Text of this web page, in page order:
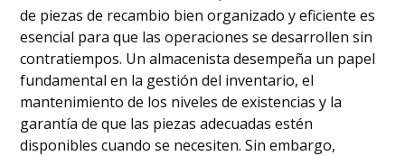
de piezas de recambio bien organizado y eficiente es
esencial para que las operaciones se desarrollen sin
contratiempos. Un almacenista desempeña un papel
fundamental en la gestión del inventario, el
mantenimiento de los niveles de existencias y la
garantía de que las piezas adecuadas estén
disponibles cuando se necesiten. Sin embargo,